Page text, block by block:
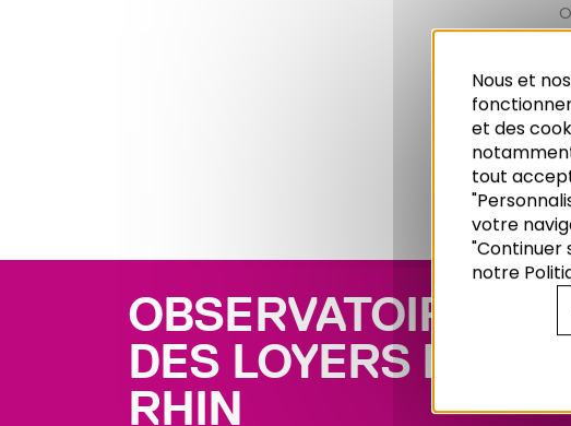
OBSERVATOIRE
DES LOYERS DU
RHIN
Nous et
et des
tout
votre
"Continuer
notre